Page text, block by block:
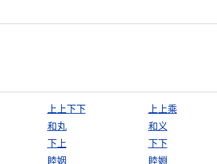
上上下下
上上乘
和丸
和义
下上
下下
睦姻 睦婣